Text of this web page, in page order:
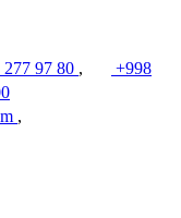
97 80 ,
+998
,